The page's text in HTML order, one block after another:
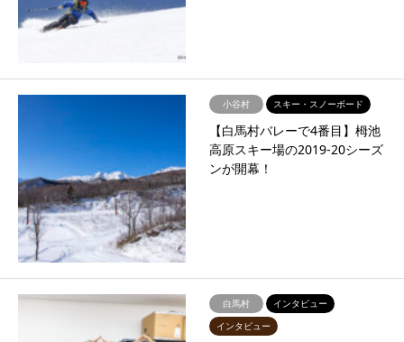
小谷村 スキー・スノーボード
【白馬村バレーで4番目】栂池
高原スキー場の2019-20シーズ
ンが開幕！
白馬村
インタビュー
インタビュー